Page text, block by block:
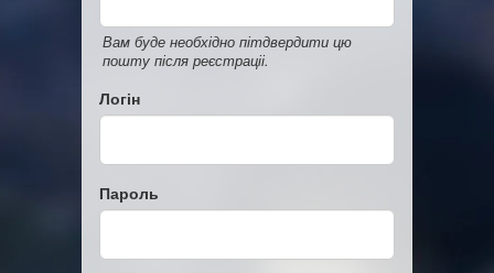
Вам буде необхідно пітдвердити цю
пошту після реєстраціі.
Логін
Пароль